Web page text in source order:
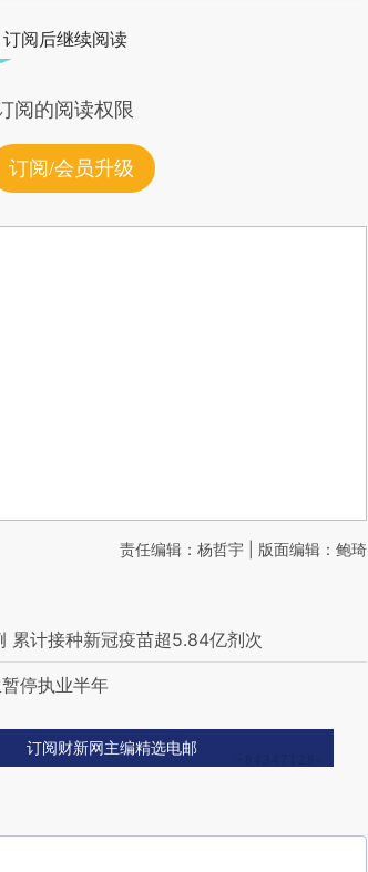
阅后继续阅读
阅的阅读权限
订阅/会员升级
责任编辑：杨哲宇 | 版面编辑：鲍琦
累计接种新冠疫苗超5.84亿剂次
停执业半年
订阅财新网主编精选电邮